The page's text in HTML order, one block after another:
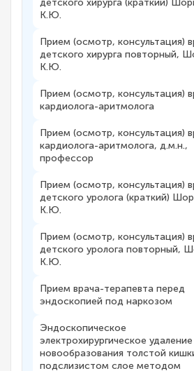
детского хирурга (краткий)
К.Ю.
Прием (осмотр, консультация)
детского хирурга повторный,
К.Ю.
Прием (осмотр, консультация)
кардиолога-аритмолога
Прием (осмотр, консультация)
кардиолога-аритмолога, д.м.н.,
профессор
Прием (осмотр, консультация)
детского уролога (краткий)
К.Ю.
Прием (осмотр, консультация)
детского уролога повторный,
К.Ю.
Прием врача-терапевта перед
эндоскопией под наркозом
Эндоскопическое
электрохирургическое удаление
новообразования толстой
подслизистом слое методом